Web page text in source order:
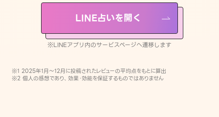
LINE占いを開く
※LINEアプリ内のサービスページへ遷移します
※1 2025年1月〜12月に投稿されたレビューの平均点をもとに算出
※2 個人の感想であり、効果・効能を保証するものではありません